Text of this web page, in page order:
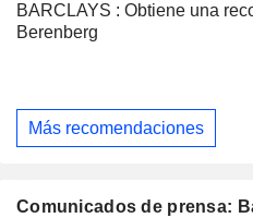
BARCLAYS : Obtiene una
Berenberg
Más recomendaciones
Comunicados de prensa: